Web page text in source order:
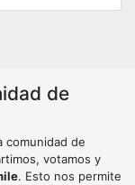
de
comunidad de
votamos y
. Esto nos permite